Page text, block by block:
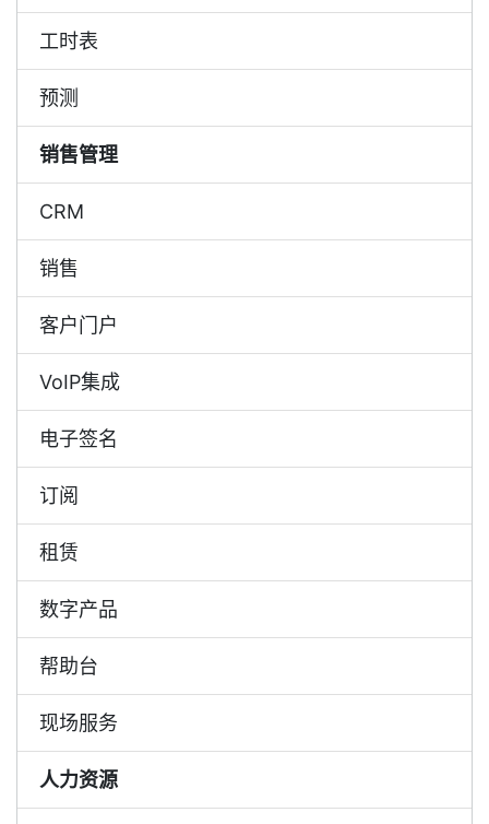
工时表
预测
销售管理
CRM
销售
客户门户
VoIP集成
电子签名
订阅
租赁
数字产品
帮助台
现场服务
人力资源